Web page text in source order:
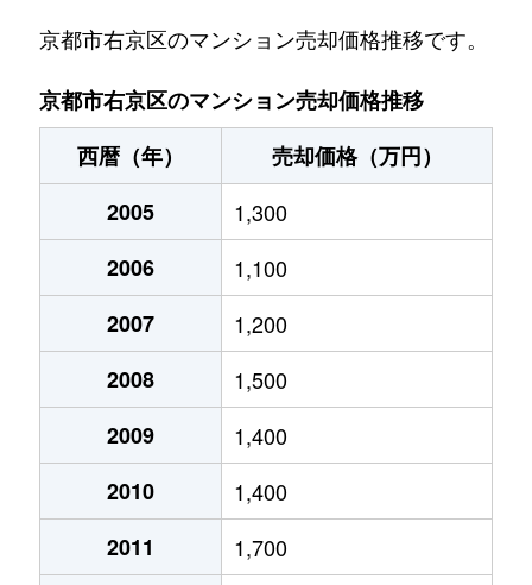
太秦安井松本町
3,800万円 太秦天神川
太秦安井松本町
4,300万円 太秦天神川
太秦安井松本町
4,200万円 太秦天神川
梅ケ畑高鼻町
600万円
梅津大縄場町
2,100万円
梅津大縄場町
2,100万円
梅津大縄場町
3,900万円
梅津神田町
2,300万円
梅津尻溝町
3,200万円
梅津罧原町
2,700万円
京都市右京区のマンション売却価格推移です。
京都市右京区のマンション売却価格推移
西暦（年）
売却価格（万円）
2005
1,300
2006
1,100
2007
1,200
2008
1,500
2009
1,400
2010
1,400
2011
1,700